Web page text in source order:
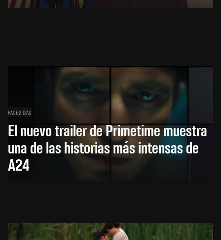
HACE 2 DÍAS
El nuevo trailer de Primetime muestra
una de las historias más intensas de
A24